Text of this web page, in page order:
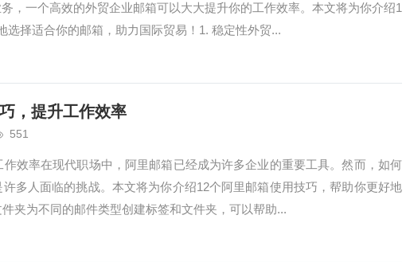
，一个高效的外贸企业邮箱可以大大提升你的工作效率。本文将为你介绍1
择适合你的邮箱，助力国际贸易！1. 稳定性外贸...
，提升工作效率
551
效率在现代职场中，阿里邮箱已经成为许多企业的重要工具。然而，如何
多人面临的挑战。本文将为你介绍12个阿里邮箱使用技巧，帮助你更好地
夹为不同的邮件类型创建标签和文件夹，可以帮助...